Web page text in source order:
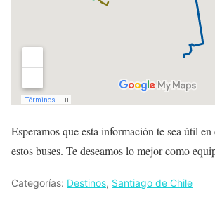
Esperamos que esta información te sea útil
estos buses. Te deseamos lo mejor como
Categorías: Destinos, Santiago de Chile